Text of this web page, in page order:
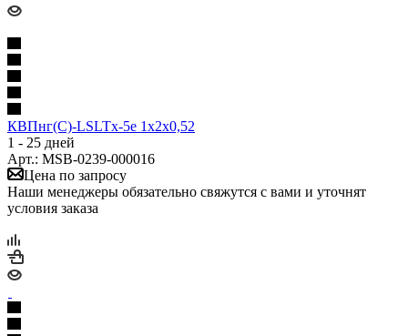
КВПнг(С)-LSLTx-5е 1х2х0,52
1 - 25 дней
Арт.: MSB-0239-000016
Цена по запросу
Наши менеджеры обязательно свяжутся с вами и уточнят
условия заказа